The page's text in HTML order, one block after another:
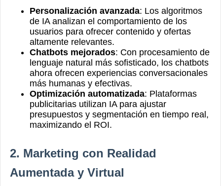
Personalización avanzada: Los algoritmos
de IA analizan el comportamiento de los
usuarios para ofrecer contenido y ofertas
altamente relevantes.
Chatbots mejorados: Con procesamiento de
lenguaje natural más sofisticado, los chatbots
ahora ofrecen experiencias conversacionales
más humanas y efectivas.
Optimización automatizada: Plataformas
publicitarias utilizan IA para ajustar
presupuestos y segmentación en tiempo real,
maximizando el ROI.
2. Marketing con Realidad
Aumentada y Virtual